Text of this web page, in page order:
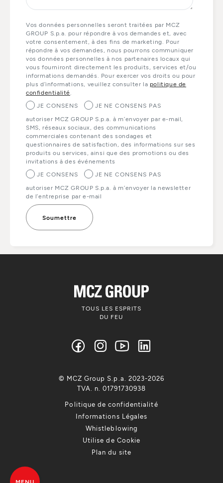
Vos données personnelles seront traitées par MCZ
GROUP S.p.a. pour répondre à vos demandes et, avec
votre consentement, à des fins de marketing. Pour
répondre à vos demandes, nous pourrons communiquer
vos données personnelles à nos partenaires locaux qui
vous fourniront directement les produits, services et/ou
informations demandés. Pour exercer vos droits ou pour
plus d’informations, veuillez consulter la politique de
confidentialité
JE CONSENS
JE NE CONSENS PAS
autoriser MCZ GROUP S.p.a. à m’envoyer par e-mail,
SMS, réseaux sociaux, des communications
commerciales contenant des sondages et
questionnaires de satisfaction, des informations sur ses
produits ou services, ainsi que des promotions ou des
invitations à des événements
JE CONSENS
JE NE CONSENS PAS
autoriser MCZ GROUP S.p.a. à m’envoyer la newsletter
de l’entreprise par e-mail
TOUS LES ESPRITS
DU FEU
Politique de confidentialité
Informations Légales
Whistleblowing
Utilise de Cookie
Plan du site
© MCZ Group S.p.a. 2023-2026
TVA. n. 01791730938
MENU